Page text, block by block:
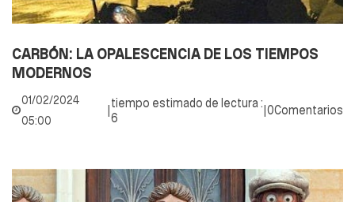
CARBÓN: LA OPALESCENCIA DE LOS TIEMPOS
MODERNOS
01/02/2024
05:00
|
tiempo estimado de lectura :
6
|0Comentarios